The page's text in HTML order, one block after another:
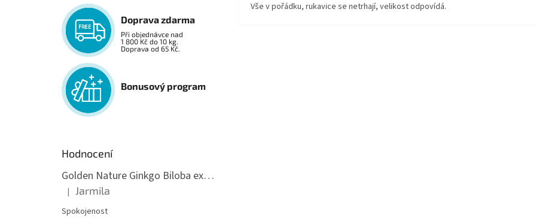
Doprava zdarma
Při objednávce nad
1 800 Kč do 10 kg.
Doprava od 65 Kč.
Bonusový program
Hodnocení
Golden Nature Ginkgo Biloba extrakt 50:1 60mg, 100 kapslí
Hodnocení produktu je 5 z 5 hvězdiček.
| Jarmila
Spokojenost
Vše v pořádku, rukavice se netrhají, velikost odpovídá.